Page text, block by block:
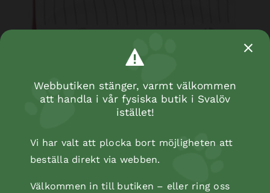
Webbutiken stänger, varmt välkommen
att handla i vår fysiska butik i Svalöv
istället!
Vi har valt att plocka bort möjligheten att
beställa direkt via webben.
Välkommen in till butiken – eller ring oss